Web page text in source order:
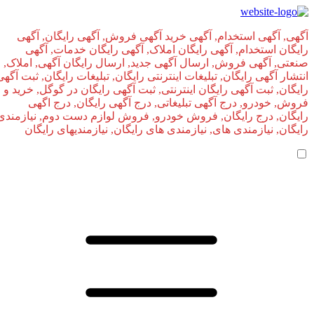
آگهی, آگهی استخدام, آگهی خرید آگهی فروش, آگهی رایگان, آگهی
رایگان استخدام, آگهی رایگان املاک, آگهی رایگان خدمات, آگهی
صنعتی, آگهی فروش, ارسال آگهی جدید, ارسال رایگان آگهی, املاک,
انتشار آگهی رایگان, تبلیغات اینترنتی رایگان, تبلیغات رایگان, ثبت آگهی
رایگان, ثبت آگهی رایگان اینترنتی, ثبت آگهی رایگان در گوگل, خرید و
فروش, خودرو, درج آگهی تبلیغاتی, درج آگهی رایگان, درج اگهی
رایگان, درج رایگان, فروش خودرو, فروش لوازم دست دوم, نیازمندی
رایگان, نیازمندی های, نیازمندی‌ های رایگان, نیازمندیهای رایگان